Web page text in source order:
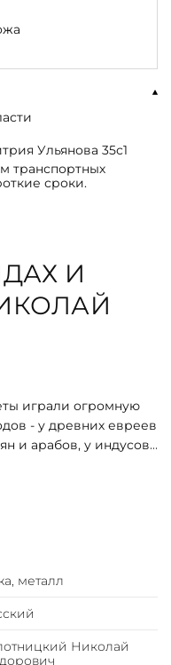
Ульянова 35с1
транспортных
сроки.
И
играли огромную
- у древних евреев
и арабов, у индусов
как у язычников,
процессиях, служили
разных
книгу, написанную
Н. Золотницким и в
металл
Николай